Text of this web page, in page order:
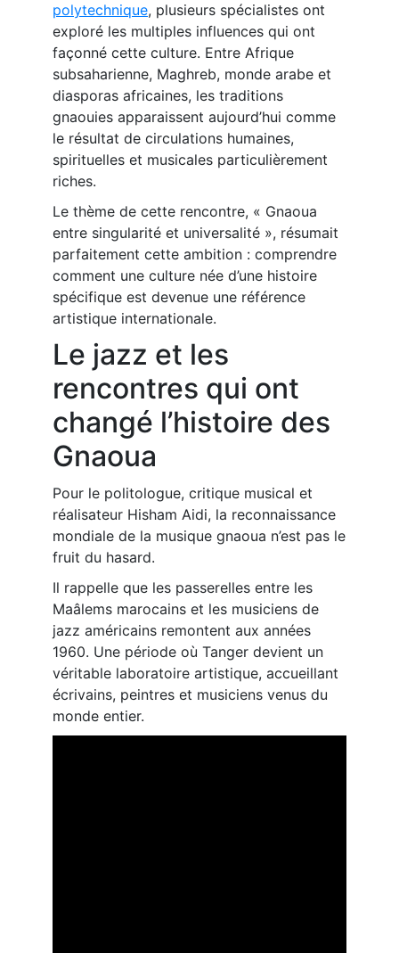
polytechnique, plusieurs spécialistes ont
exploré les multiples influences qui ont
façonné cette culture. Entre Afrique
subsaharienne, Maghreb, monde arabe et
diasporas africaines, les traditions
gnaouies apparaissent aujourd’hui comme
le résultat de circulations humaines,
spirituelles et musicales particulièrement
riches.
Le thème de cette rencontre, « Gnaoua
entre singularité et universalité », résumait
parfaitement cette ambition : comprendre
comment une culture née d’une histoire
spécifique est devenue une référence
artistique internationale.
Le jazz et les
rencontres qui ont
changé l’histoire des
Gnaoua
Pour le politologue, critique musical et
réalisateur Hisham Aidi, la reconnaissance
mondiale de la musique gnaoua n’est pas le
fruit du hasard.
Il rappelle que les passerelles entre les
Maâlems marocains et les musiciens de
jazz américains remontent aux années
1960. Une période où Tanger devient un
véritable laboratoire artistique, accueillant
écrivains, peintres et musiciens venus du
monde entier.